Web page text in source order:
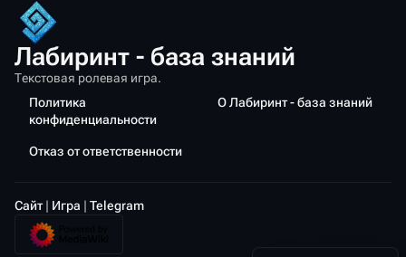
Лабиринт - база знаний
Текстовая ролевая игра.
Политика
конфиденциальности
О Лабиринт - база знаний
Отказ от ответственности
Сайт| Игра | Telegram